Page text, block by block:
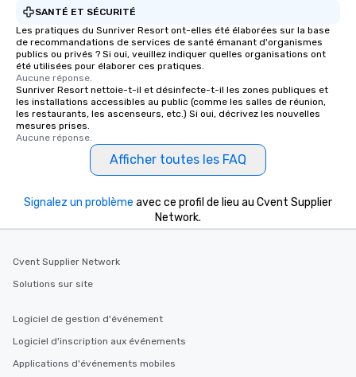
SANTÉ ET SÉCURITÉ
Les pratiques du Sunriver Resort ont-elles été élaborées sur la base
de recommandations de services de santé émanant d'organismes
publics ou privés ? Si oui, veuillez indiquer quelles organisations ont
été utilisées pour élaborer ces pratiques.
Aucune réponse.
Sunriver Resort nettoie-t-il et désinfecte-t-il les zones publiques et
les installations accessibles au public (comme les salles de réunion,
les restaurants, les ascenseurs, etc.) Si oui, décrivez les nouvelles
mesures prises.
Aucune réponse.
Afficher toutes les FAQ
Signalez un problème avec ce profil de lieu au Cvent Supplier
Network.
Cvent Supplier Network
Solutions sur site
Logiciel de gestion d'événement
Logiciel d'inscription aux événements
Applications d'événements mobiles